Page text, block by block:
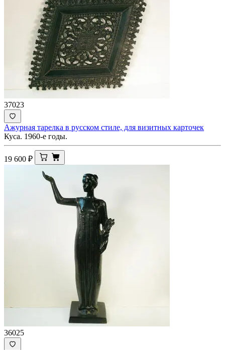
37023
Ажурная тарелка в русском стиле, для визитных карточек
Куса. 1960-е годы.
19 600 ₽
36025